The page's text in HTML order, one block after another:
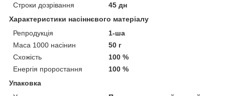
Строки дозрівання
45 дн
Характеристики насіннєвого матеріалу
Репродукція
1-ша
Маса 1000 насінин
50 г
Схожість
100 %
Енергія проростання
100 %
Упаковка